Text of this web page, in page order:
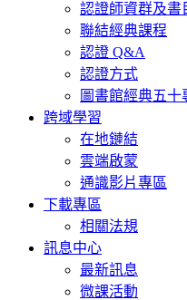
認證師資群及書
聯結經典課程
認證 Q&A
認證方式
圖書館經典五十
跨域學習
在地鏈結
雲端啟蒙
通識影片專區
下載專區
相關法規
訊息中心
最新訊息
微課活動